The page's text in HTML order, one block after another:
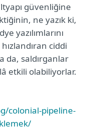
güvenliğine
ne yazık ki,
yazılımlarını
ciddi
da, saldırganlar
etkili olabiliyorlar.
colonial-pipeline-